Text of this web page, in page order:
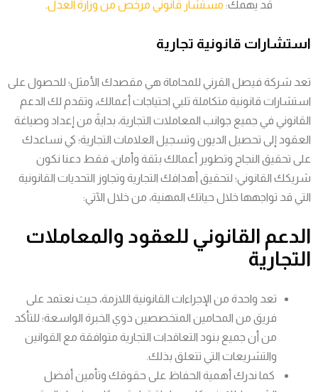
قد يهمك: مستشار قانوني مرخص من وزارة العدل
استشارات قانونية تجارية
تعد شركة فيصل القرني للمحاماة هي مقصدك الأمثل؛ للحصول على
استشارات قانونية متكاملة تلبي احتياجات أعمالك، وتقدم لك الدعم
القانوني في جميع جوانب المعاملات التجارية، بدايةً من إعداد وصياغة
العقود إلى تحصيل الديون وتسجيل العلامات التجارية؛ كي نساعدك
على تحقيق النجاح وتطوير أعمالك بثقة وأمان، فقط دعنا نكون
شريكك القانوني؛ لتحقيق أهدافك التجارية وتجاوز التحديات القانونية
التي قد تواجهها خلال حياتك المهنية، من خلال الآتي:
الدعم القانوني للعقود والمعاملات
التجارية
تعد واحدة من الإجراءات القانونية اللازمة، حيث نعتمد على
فريق من المحامين المتخصصين ذوي الخبرة الواسعة؛ للتأكد
من أن جميع بنود التعاقدات التجارية متوافقة مع القوانين
والتشريعات التي تتعلق بذلك.
كما ندرك أهمية الحفاظ على حقوقك وتأمين أفضل